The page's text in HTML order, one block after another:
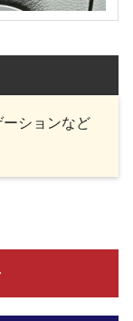
ションなど